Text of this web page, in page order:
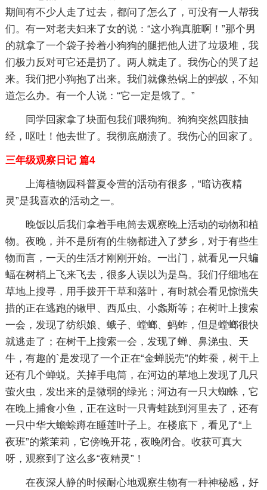
期间有不少人走了过去，都问了怎么了，可没有一人帮我
们。有一对老夫妇来了女的说：“这小狗真脏啊！”那个男
的就拿了一个袋子拎着小狗狗的腿把他人进了垃圾堆，我
们极力反对可它还是扔了。两人就走了。我伤心的哭了起
来。我们把小狗抱了出来。我们就像热锅上的蚂蚁，不知
道怎么办。有一个人说：“它一定是饿了。”
同学回家拿了块面包我们喂狗狗。狗狗突然四肢抽
经，呕吐！他去世了。我彻底崩溃了。我伤心的回家了。
三年级观察日记 篇4
上海植物园科普夏令营的活动有很多，“暗访夜精
灵”是我喜欢的活动之一。
晚饭以后我们拿着手电筒去观察晚上活动的动物和植
物。夜晚，并不是所有的生物都进入了梦乡，对于有些生
物而言，一天的生活才刚刚开始。一出门，就看见一只蝙
蝠在树梢上飞来飞去，很多人误以为是鸟。我们仔细地在
草地上搜寻，用手拨开干草和落叶，有时就会看见惊慌失
措的正在逃跑的锹甲、西瓜虫、小螽斯等；在树叶上搜索
一会，发现了纺织娘、蛾子、螳螂、蚂蚱，但是螳螂很快
就逃走了；在树干上搜索一会，发现了蝉、鼻涕虫、天
牛，有趣的`是发现了一个正在“金蝉脱壳”的蚱蚕，树干上
还有几个蝉蜕。关掉手电筒，在河边的草地上发现了几只
萤火虫，发出来的是微弱的绿光；河边有一只大蜘蛛，它
在晚上捕食小鱼，正在这时一只青蛙跳到河里去了，还有
一只中华大蟾蜍蹲在睡莲叶子上。在楼底下，看见了“上
夜班”的紫茉莉，它傍晚开花，夜晚闭合。收获可真大
呀，观察到了这么多“夜精灵”！
在夜深人静的时候耐心地观察生物有一种神秘感，好